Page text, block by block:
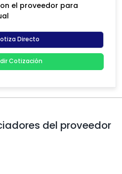
el proveedor para
Directo
Cotización
del proveedor